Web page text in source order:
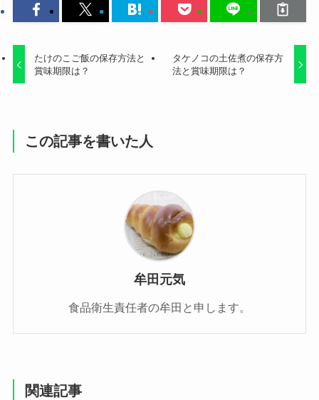
たけのこご飯の保存方法と
賞味期限は？
タケノコの土佐煮の保存方
法と賞味期限は？
この記事を書いた人
牟田元気
食品衛生責任者の牟田と申します。
関連記事